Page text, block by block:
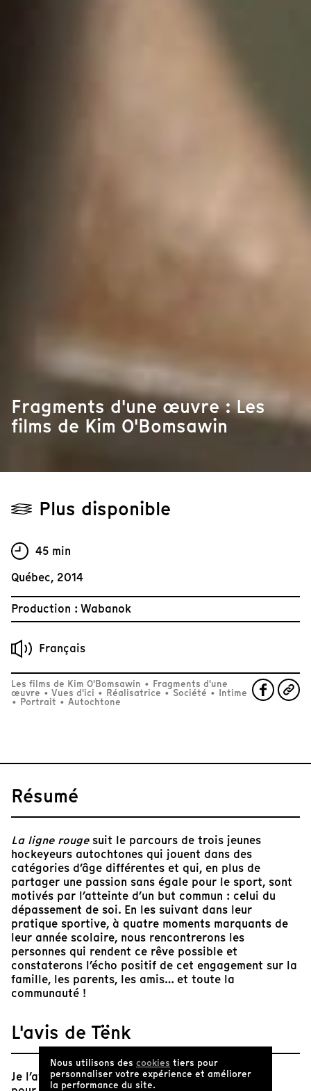
Fragments d'une œuvre : Les
films de Kim O'Bomsawin
Plus disponible
45 min
Québec, 2014
Production : Wabanok
Français
Les films de Kim O'Bomsawin • Fragments d'une
œuvre • Vues d'ici • Réalisatrice •Société • Intime
• Portrait • Autochtone
Résumé
La ligne rougesuit le parcours de trois jeunes
hockeyeurs autochtones qui jouent dans des
catégories d’âge différentes et qui, en plus de
partager une passion sans égale pour le sport, sont
motivés par l’atteinte d’un but commun : celui du
dépassement de soi. En les suivant dans leur
pratique sportive, à quatre moments marquants de
leur année scolaire, nous rencontrerons les
personnes qui rendent ce rêve possible et
constaterons l’écho positif de cet engagement sur la
famille, les parents, les amis… et toute la
communauté !
L'avis de Tënk
Je l’avoue, j’ai longtemps fait partie de ces gens
Nous utilisons des cookies tiers pour
personnaliser votre expérience et améliorer
la performance du site.